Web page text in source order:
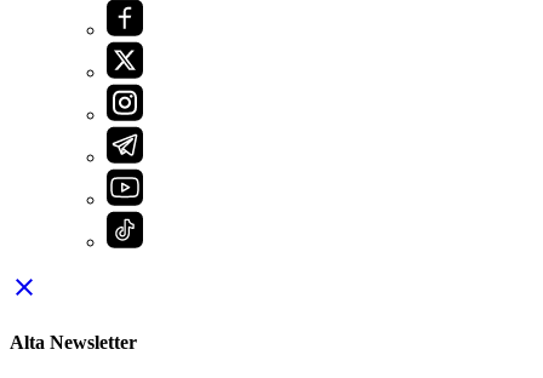
close
Alta Newsletter